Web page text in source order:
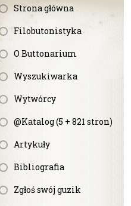
Strona główna
Filobutonistyka
O Buttonarium
Wyszukiwarka
Wytwórcy
@Katalog (5 + 821 stron)
Artykuły
Bibliografia
Zgłoś swój guzik